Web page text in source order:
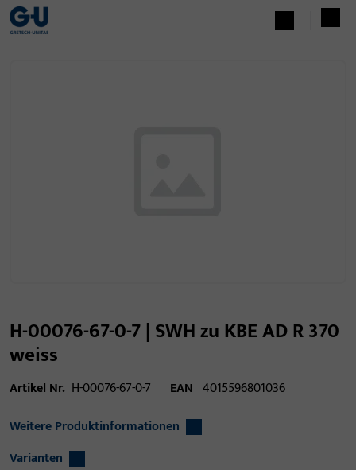
H-00076-67-0-7 | SWH zu KBE AD R 370
weiss
Artikel Nr. H-00076-67-0-7 EAN 4015596801036
Weitere Produktinformationen
Varianten